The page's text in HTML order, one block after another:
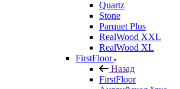
Quartz
Stone
Parquet Plus
RealWood XXL
RealWood XL
FirstFloor
Назад
FirstFloor